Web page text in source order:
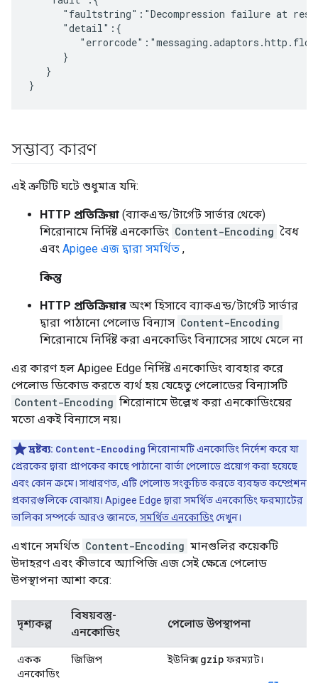
"faultstring":"Decompression failure at
      "detail":{
      }
   }
}
সম্ভাব্য কারণ
এই ত্রুটিটি ঘটে শুধুমাত্র যদি:
HTTP প্রতিক্রিয়া (ব্যাকএন্ড/টার্গেট সার্ভার থেকে)
শিরোনামে নির্দিষ্ট এনকোডিং Content-Encoding বৈধ
এবং Apigee এজ দ্বারা সমর্থিত ,
কিন্তু
HTTP প্রতিক্রিয়ার অংশ হিসাবে ব্যাকএন্ড/টার্গেট সার্ভার
দ্বারা পাঠানো পেলোড বিন্যাস Content-Encoding
শিরোনামে নির্দিষ্ট করা এনকোডিং বিন্যাসের সাথে মেলে না
এর কারণ হল Apigee Edge নির্দিষ্ট এনকোডিং ব্যবহার করে
পেলোড ডিকোড করতে ব্যর্থ হয় যেহেতু পেলোডের বিন্যাসটি
Content-Encoding শিরোনামে উল্লেখ করা এনকোডিংয়ের
মতো একই বিন্যাসে নয়।
দ্রষ্টব্য: Content-Encoding শিরোনামটি এনকোডিং নির্দেশ করে যা
প্রেরকের দ্বারা প্রাপকের কাছে পাঠানো বার্তা পেলোডে প্রয়োগ করা হয়েছে
এবং কোন ক্রমে। সাধারণত, এটি পেলোড সংকুচিত করতে ব্যবহৃত কম্প্রেশন
প্রকারগুলিকে বোঝায়। Apigee Edge দ্বারা সমর্থিত এনকোডিং ফরম্যাটের
তালিকা সম্পর্কে আরও জানতে, সমর্থিত এনকোডিং দেখুন।
এখানে সমর্থিত Content-Encoding মানগুলির কয়েকটি
উদাহরণ এবং কীভাবে অ্যাপিজি এজ সেই ক্ষেত্রে পেলোড
উপস্থাপনা আশা করে:
দৃশ্যকল্প
বিষয়বস্তু-
এনকোডিং
পেলোড উপস্থাপনা
একক
এনকোডিং
জিজিপ ইউনিক্সgzip ফরম্যাট।